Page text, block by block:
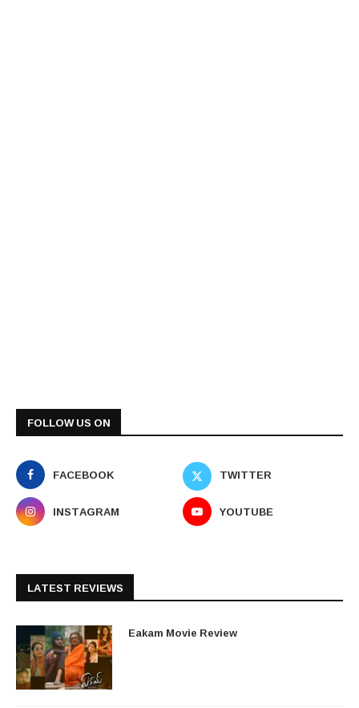
FOLLOW US ON
FACEBOOK
TWITTER
INSTAGRAM
YOUTUBE
LATEST REVIEWS
Eakam Movie Review